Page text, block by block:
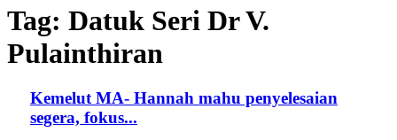
Tag: Datuk Seri Dr V.
Pulainthiran
Kemelut MA- Hannah mahu penyelesaian
segera, fokus...